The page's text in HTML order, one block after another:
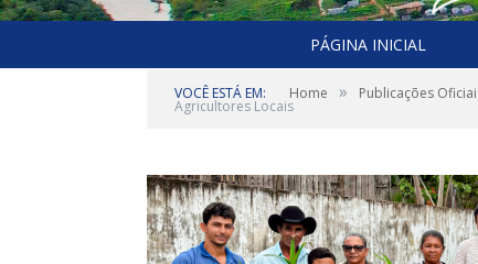
PÁGINA INICIAL
VOCÊ ESTÁ EM: Home » Publicações
Agricultores Locais